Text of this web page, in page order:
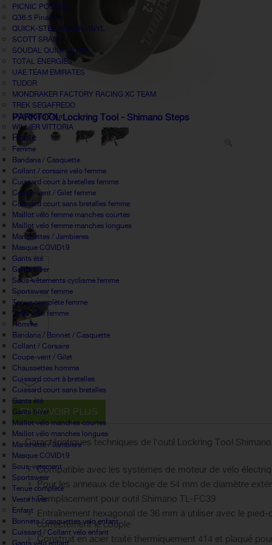
PICNIC POSTNL
Q36.5 Pinarello
QUICK-STEP ALPHA VINYL
SCOTT SRAM
SOUDAL QUICK-STEP
TOTAL ÉNERGIES
UAE TEAM EMIRATES
TUDOR
MONDRAKER FACTORY RACING XC TEAM
TREK SEGAFREDO
UCI World Tour
WILLIER VITTORIA
Route
Femme
Bandana / Casquette
Collant / corsaire velo femme
Cuissard court à bretelles femme
Coupe-vent / Gilet femme
Cuissard court sans bretelles femme
Maillot vélo femme manches courtes
Maillot velo femme manches longues
Manchettes / Jambieres
Masque COVID19
Gants été
Gants hiver
Sous-vêtements cyclisme femme
Sportswear femme
Tenue complète femme
Veste vélo femme
Homme
Bandana / Bonnet / Casquette
Collant / Corsaire
Coupe-vent / Gilet
Chaussettes homme
Cuissard court à bretelles
Cuissard court sans bretelles
Gants été
Gants hiver
Maillot vélo manches courtes
Maillot vélo manches longues
Manchette / Jambiere
Masque COVID19
Sous-vetement
Sportswear
Tenue complète
Veste hiver
Enfant
Bonnets / casquettes velo enfant
Cuissard / Collant vélo enfant
Gants vélo enfant
PARKTOOL Lockring Tool - Shimano Steps
EN SAVOIR PLUS
Caractéristiques techniques de l'outil Lockring Tool
Compatible avec les systèmes de moteur de vélo
Pour les anneaux de blocage de 54 mm de diamètre
Remplacement pour outil Shimano TL-FC39
Entraînement hexagonal de 36 mm à utiliser avec le
correctement le couple
Construit en acier traité thermiquement 414 et plaqué